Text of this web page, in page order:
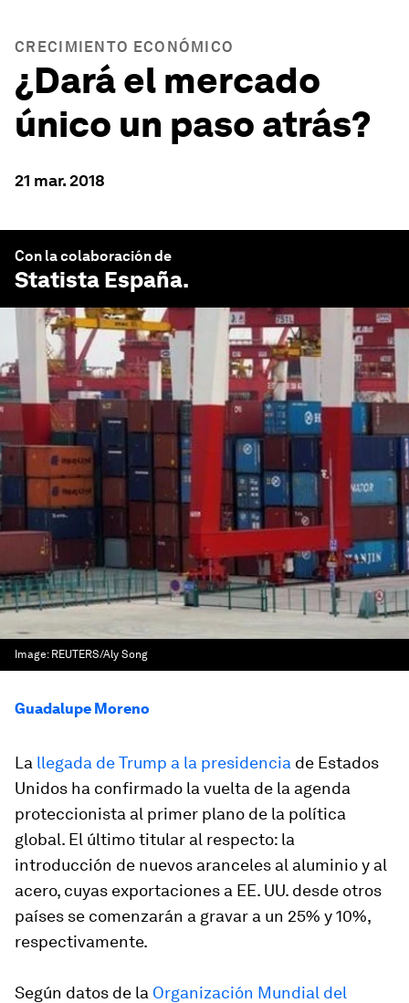
CRECIMIENTO ECONÓMICO
¿Dará el mercado
único un paso atrás?
21 mar. 2018
Con la colaboración de
Statista España.
Image: REUTERS/Aly Song
Guadalupe Moreno
La llegada de Trump a la presidencia de Estados
Unidos ha confirmado la vuelta de la agenda
proteccionista al primer plano de la política
global. El último titular al respecto: la
introducción de nuevos aranceles al aluminio y al
acero, cuyas exportaciones a EE. UU. desde otros
países se comenzarán a gravar a un 25% y 10%,
respectivamente.
Según datos de la Organización Mundial del